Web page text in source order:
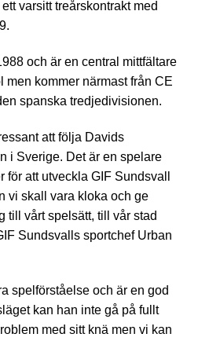
varsitt treårskontrakt med
och är en central mittfältare
men kommer närmast från CE
spanska tredjedivisionen.
att följa Davids
i Sverige. Det är en spelare
att utveckla GIF Sundsvall
vi skall vara kloka och ge
till vårt spelsätt, till vår stad
Sundsvalls sportchef Urban
spelförståelse och är en god
kan han inte gå på fullt
med sitt knä men vi kan